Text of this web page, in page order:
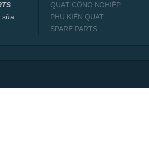
sửa
QUẠT CÔNG NGHIỆP
PHỤ KIỆN QUẠT
SPARE PARTS